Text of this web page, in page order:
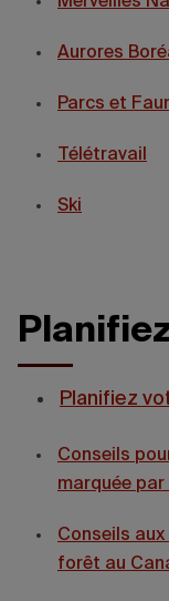
Aurores
Parcs et
Télétravail
Ski
Planifiez
Conseils
marquée par
Conseils
forêt au